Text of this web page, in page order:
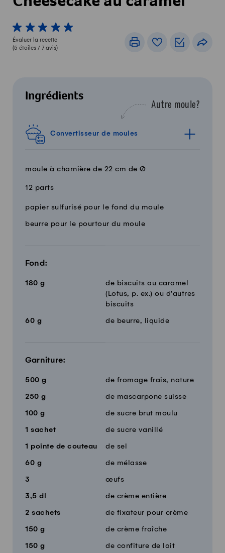
1 von 5 étoiles
2 von 5 étoiles
3 von 5 étoiles
4 von 5 étoiles
5 von 5 étoiles
Évaluer la recette
(5 étoiles / 7 avis)
ImprimerLivre de recettes
Listes de
Ingrédients
Autre moule?
Convertisseur de moules
moule à charnière de 22 cm de Ø
12 parts
QuantitéIngrédients
papier sulfurisé pour le fond du moule
beurre pour le pourtour du moule
Fond:
180 g
de biscuits au caramel
(Lotus, p. ex.) ou d'autres
biscuits
60 g de beurre, liquide
Garniture:
500 g de fromage frais, nature
250 g de mascarpone suisse
100 g de sucre brut moulu
1 sachet de sucre vanillé
1 pointe de couteau de sel
60 g de mélasse
3 œufs
3,5 dl de crème entière
2 sachets de fixateur pour crème
150 g de crème fraîche
150 g de confiture de lait